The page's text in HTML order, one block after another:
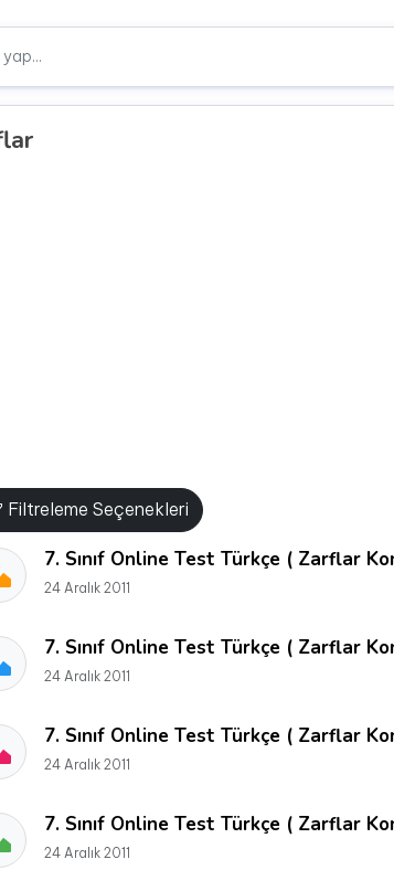
Filtreleme Seçenekleri
7. Sınıf Online Test Türkçe ( Zarflar
24 Aralık 2011
7. Sınıf Online Test Türkçe ( Zarflar
24 Aralık 2011
7. Sınıf Online Test Türkçe ( Zarflar
24 Aralık 2011
7. Sınıf Online Test Türkçe ( Zarflar
24 Aralık 2011